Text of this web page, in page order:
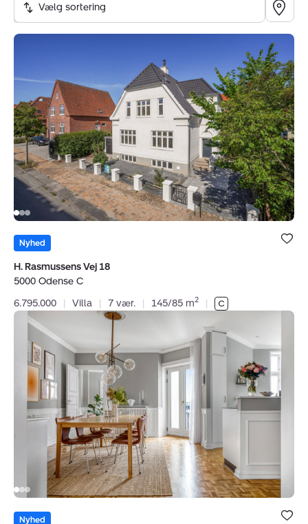
Vælg sortering
Rasmussens
18,
5000
Odense
C
Bolig er
under dine
Nyhed
H. Rasmussens Vej 18
5000 Odense C
6.795.000
| Villa | 7 vær. | 145/85 m2 |
Ejerlejlighed:
Pantheonsgade
th.,
5000
Odense
Bolig er
under dine
Nyhed